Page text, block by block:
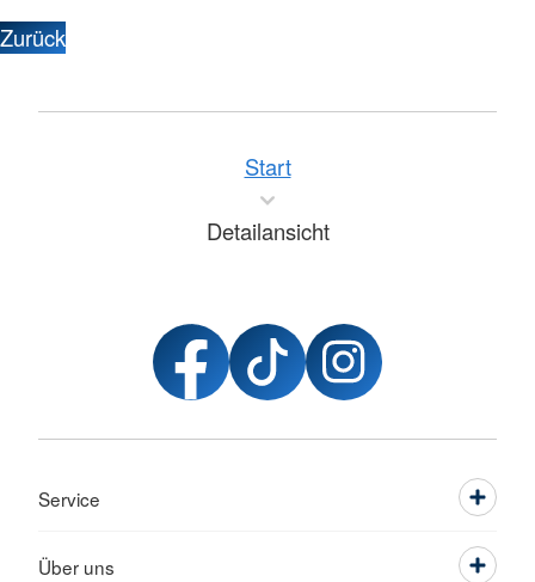
Zurück
Start
Detailansicht
Service
Über uns